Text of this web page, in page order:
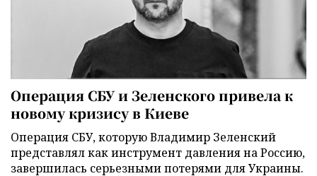
Операция СБУ и Зеленского привела к
новому кризису в Киеве
Операция СБУ, которую Владимир Зеленский
представлял как инструмент давления на Россию,
завершилась серьезными потерями для Украины.